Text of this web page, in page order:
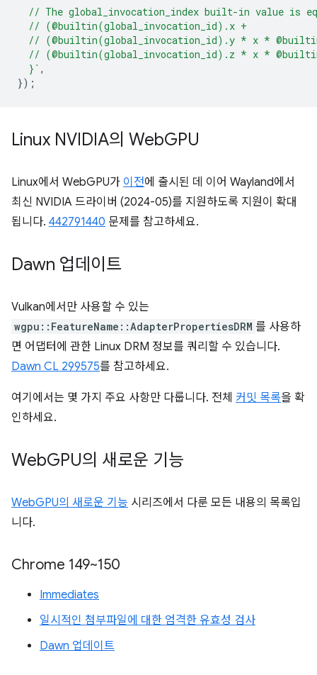
// The global_invocation_index built-in value is
  // (@builtin(global_invocation_id).x +
// (@builtin(global_invocation_id).y * x *
// (@builtin(global_invocation_id).z * x *
  }`
,
});
Linux NVIDIA의 WebGPU
Linux에서 WebGPU가 이전에 출시된 데 이어 Wayland에서
최신 NVIDIA 드라이버 (2024-05)를 지원하도록 지원이 확대
됩니다. 442791440 문제를 참고하세요.
Dawn 업데이트
Vulkan에서만 사용할 수 있는
wgpu::FeatureName::AdapterPropertiesDRM 를 사용하
면 어댑터에 관한 Linux DRM 정보를 쿼리할 수 있습니다.
Dawn CL 299575를 참고하세요.
여기에서는 몇 가지 주요 사항만 다룹니다. 전체 커밋 목록을 확
인하세요.
WebGPU의 새로운 기능
WebGPU의 새로운 기능 시리즈에서 다룬 모든 내용의 목록입
니다.
Chrome 149~150
Immediates
일시적인 첨부파일에 대한 엄격한 유효성 검사
Dawn 업데이트